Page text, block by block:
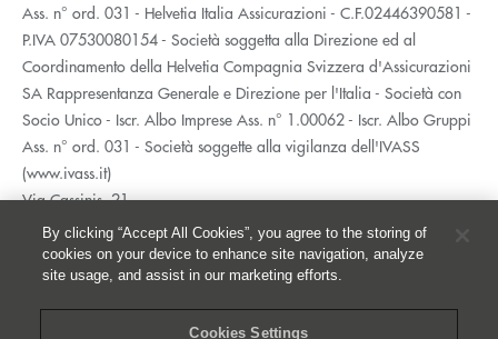
Ass. n° ord. 031 - Helvetia Italia Assicurazioni - C.F.02446390581 -
P.IVA 07530080154 - Società soggetta alla Direzione ed al
Coordinamento della Helvetia Compagnia Svizzera d'Assicurazioni
SA Rappresentanza Generale e Direzione per l'Italia - Società con
Socio Unico - Iscr. Albo Imprese Ass. n° 1.00062 - Iscr. Albo Gruppi
Ass. n° ord. 031 - Società soggette alla vigilanza dell'IVASS
(www.ivass.it)
Via Cassinis, 21
20139 Milano
02 5351.1
Accessibilità
By clicking “Accept All Cookies”, you agree to the storing of
cookies on your device to enhance site navigation, analyze
site usage, and assist in our marketing efforts.
Cookies Settings